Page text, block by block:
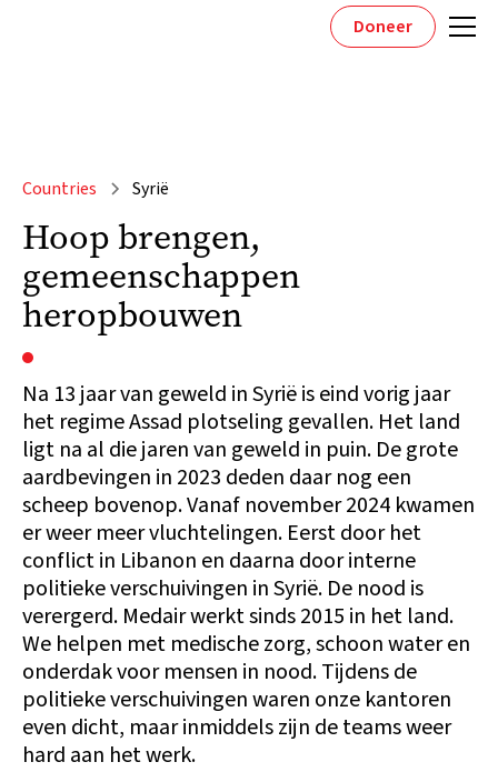
Doneer
Countries Syrië
Hoop brengen,
gemeenschappen
heropbouwen
Na 13 jaar van geweld in Syrië is eind vorig jaar
het regime Assad plotseling gevallen. Het land
ligt na al die jaren van geweld in puin. De grote
aardbevingen in 2023 deden daar nog een
scheep bovenop. Vanaf november 2024 kwamen
er weer meer vluchtelingen. Eerst door het
conflict in Libanon en daarna door interne
politieke verschuivingen in Syrië. De nood is
verergerd. Medair werkt sinds 2015 in het land.
We helpen met medische zorg, schoon water en
onderdak voor mensen in nood. Tijdens de
politieke verschuivingen waren onze kantoren
even dicht, maar inmiddels zijn de teams weer
hard aan het werk.